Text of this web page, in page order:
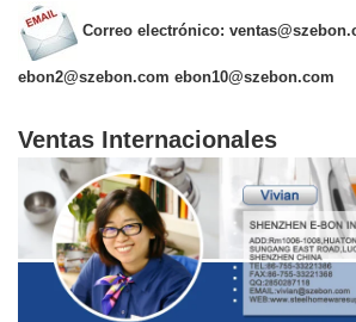
Correo electrónico:
ebon2@szebon.com ebon10@szebon.com
Ventas Internacionales